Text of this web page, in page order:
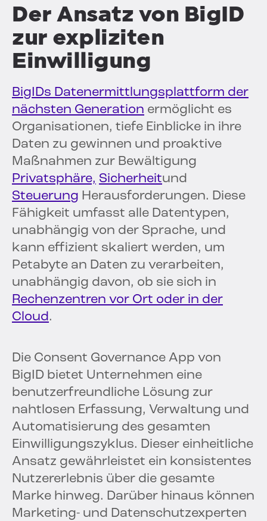
Der Ansatz von BigID
zur expliziten
Einwilligung
BigIDs Datenermittlungsplattform der
nächsten Generation ermöglicht es
Organisationen, tiefe Einblicke in ihre
Daten zu gewinnen und proaktive
Maßnahmen zur Bewältigung
Privatsphäre, Sicherheitund
Steuerung Herausforderungen. Diese
Fähigkeit umfasst alle Datentypen,
unabhängig von der Sprache, und
kann effizient skaliert werden, um
Petabyte an Daten zu verarbeiten,
unabhängig davon, ob sie sich in
Rechenzentren vor Ort oder in der
Cloud.
Die Consent Governance App von
BigID bietet Unternehmen eine
benutzerfreundliche Lösung zur
nahtlosen Erfassung, Verwaltung und
Automatisierung des gesamten
Einwilligungszyklus. Dieser einheitliche
Ansatz gewährleistet ein konsistentes
Nutzererlebnis über die gesamte
Marke hinweg. Darüber hinaus können
Marketing- und Datenschutzexperten